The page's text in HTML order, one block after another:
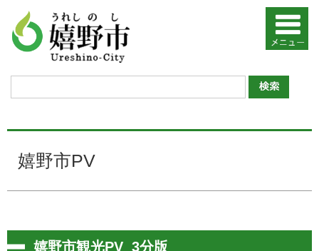
嬉野市PV
嬉野市観光PV 3分版